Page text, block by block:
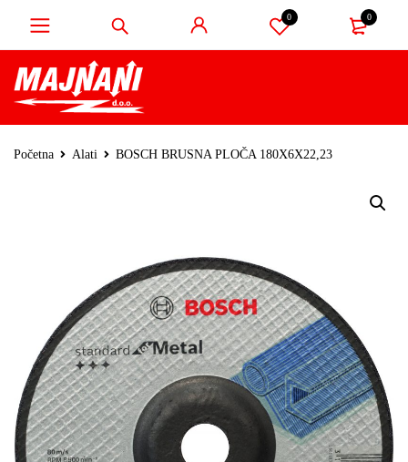
0 0
Početna Alati BOSCH BRUSNA PLOČA 180X6X22,23